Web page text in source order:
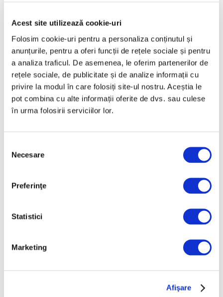
Acest site utilizează cookie-uri
Folosim cookie-uri pentru a personaliza conținutul și
anunțurile, pentru a oferi funcții de rețele sociale și pentru
a analiza traficul. De asemenea, le oferim partenerilor de
rețele sociale, de publicitate și de analize informații cu
privire la modul în care folosiți site-ul nostru. Aceștia le
pot combina cu alte informații oferite de dvs. sau culese
în urma folosirii serviciilor lor.
consimțământului
Necesare
Preferinţe
Statistici
Marketing
Afişare
Ritualurile de baie ale Marthei, în
centrul unei expoziții Bonnard/
Nou spațiu dedicat artei